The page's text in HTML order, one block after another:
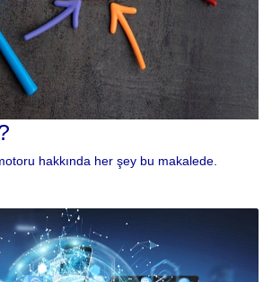
hakkında her şey bu makalede.